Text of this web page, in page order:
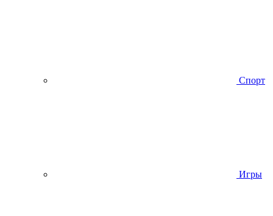
Спорт
Игры